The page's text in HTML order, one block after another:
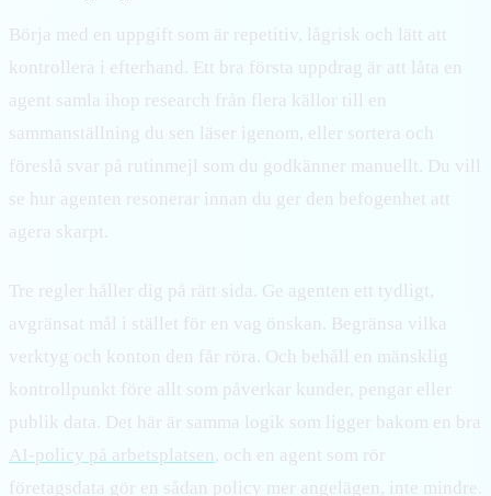
Börja med en uppgift som är repetitiv, lågrisk och lätt att
kontrollera i efterhand. Ett bra första uppdrag är att låta en
agent samla ihop research från flera källor till en
sammanställning du sen läser igenom, eller sortera och
föreslå svar på rutinmejl som du godkänner manuellt. Du vill
se hur agenten resonerar innan du ger den befogenhet att
agera skarpt.
Tre regler håller dig på rätt sida. Ge agenten ett tydligt,
avgränsat mål i stället för en vag önskan. Begränsa vilka
verktyg och konton den får röra. Och behåll en mänsklig
kontrollpunkt före allt som påverkar kunder, pengar eller
publik data. Det här är samma logik som ligger bakom en bra
AI-policy på arbetsplatsen , och en agent som rör
företagsdata gör en sådan policy mer angelägen, inte mindre.